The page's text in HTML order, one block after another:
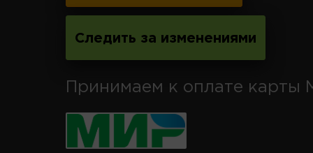
Следить за изменениями
Принимаем к оплате карты